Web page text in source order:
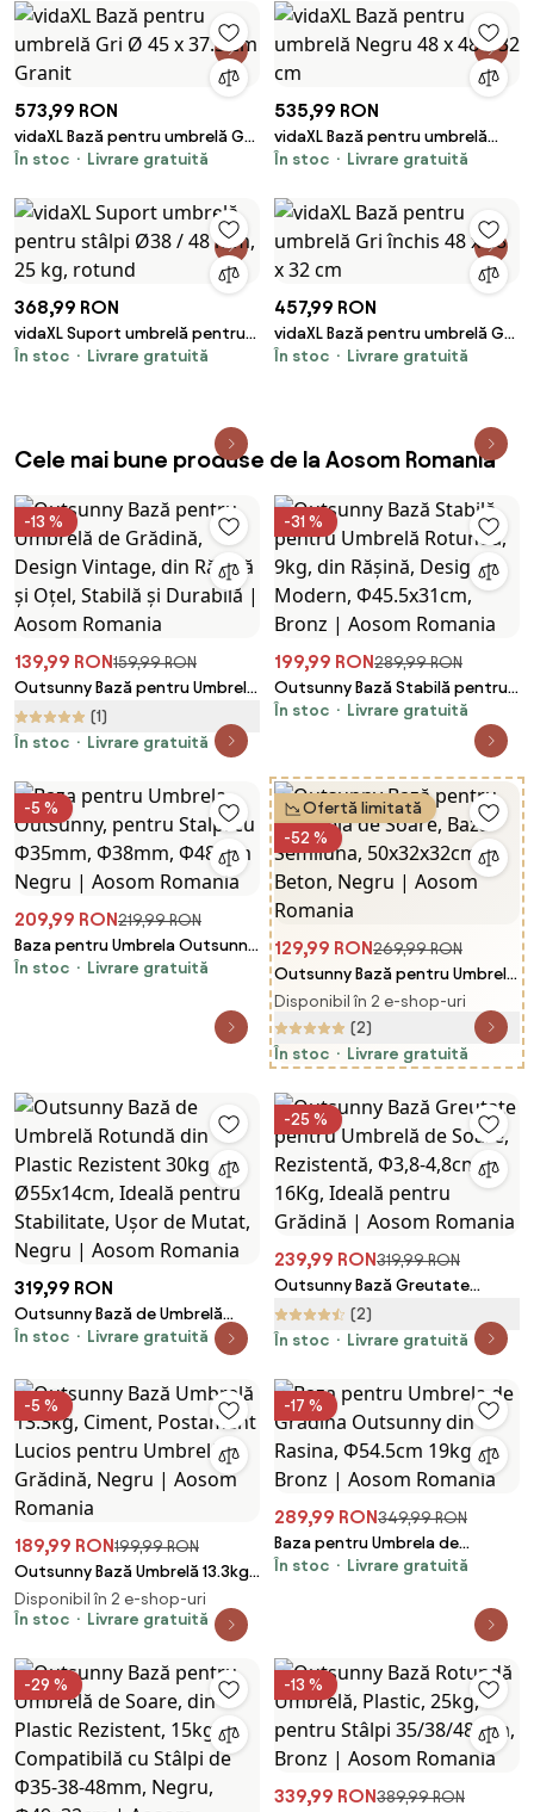
573,99 RON
vidaXL Bază pentru umbrelă Gri
Ø 45 x 37.5 cm Granit
În stoc Livrare gratuită
535,99 RON
vidaXL Bază pentru umbrelă
Negru 48 x 48 x 32 cm
În stoc Livrare gratuită
368,99 RON
vidaXL Suport umbrelă pentru
stâlpi Ø38 / 48 mm, 25 kg,
În stoc Livrare gratuită
457,99 RON
vidaXL Bază pentru umbrelă Gri
închis 48 x 48 x 32 cm
În stoc Livrare gratuită
Cele mai bune produse de la Aosom Romania
-13 %
139,99 RON159,99 RON
Outsunny Bază pentru Umbrelă
de Grădină, Design Vintage, din
Rășină și Oțel, Stabilă și
(1)
În stoc
Livrare gratuită
-31 %
199,99 RON289,99 RON
Outsunny Bază Stabilă pentru
Umbrelă Rotundă, 9kg, din
Φ45.5x31cm, Bronz | Aosom
Romania
În stoc Livrare gratuită
-5 %
209,99 RON219,99 RON
Baza pentru Umbrela Outsunny,
pentru Stalpi cu Φ35mm,
În stoc Livrare gratuită
Ofertă limitată
-52 %
129,99 RON269,99 RON
Outsunny Bază pentru Umbrelă
de Soare, Bază Semiluna,
50x32x32cm, Beton, Negru |
Aosom Romania
Disponibil în 2 e-shop-uri
(2)
În stoc
Livrare gratuită
319,99 RON
Outsunny Bază de Umbrelă
Rotundă din Plastic Rezistent
Stabilitate, Ușor de Mutat,
Negru | Aosom Romania
În stoc Livrare gratuită
-25 %
239,99 RON319,99 RON
Outsunny Bază Greutate
pentru Umbrelă de Soare,
Rezistentă, Φ3,8-4,8cm, 16Kg,
Ideală pentru Grădină | Aosom
Romania
(2)
În stoc
Livrare gratuită
-5 %
189,99 RON199,99 RON
Outsunny Bază Umbrelă 13.3kg,
Ciment, Postament Lucios
pentru Umbrelă Grădină, Negru
Disponibil în 2 e-shop-uri
În stoc
Livrare gratuită
-17 %
289,99 RON349,99 RON
Baza pentru Umbrela de
Gradina Outsunny din Rasina,
În stoc Livrare gratuită
-29 % -13 %
339,99 RON389,99 RON